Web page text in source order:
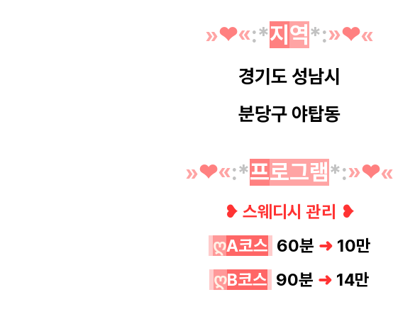
»❤︎«:*지 역*:»❤︎«
경기도 성남시
분당구 야탑동
»❤︎«:*프로그램*:»❤︎«
❥ 스웨디시 관리 ❥
ღA코스 60분 ➜ 10만
ღB코스 90분 ➜ 14만